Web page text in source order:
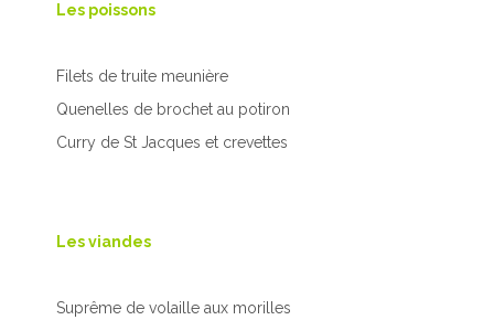
Les poissons
Filets de truite meunière
Quenelles de brochet au potiron
Curry de St Jacques et crevettes
Les viandes
Suprême de volaille aux morilles